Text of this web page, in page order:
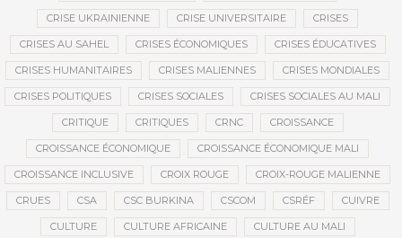
CRISE UKRAINIENNE CRISE UNIVERSITAIRE CRISES
CRISES AU SAHEL CRISES ÉCONOMIQUES CRISES ÉDUCATIVES
CRISES HUMANITAIRES CRISES MALIENNES CRISES MONDIALES
CRISES POLITIQUES CRISES SOCIALES CRISES SOCIALES AU MALI
CRITIQUE CRITIQUES CRNC CROISSANCE
CROISSANCE ÉCONOMIQUE CROISSANCE ÉCONOMIQUE MALI
CROISSANCE INCLUSIVE CROIX ROUGE CROIX-ROUGE MALIENNE
CRUES CSA CSC BURKINA CSCOM CSRÉF CUIVRE
CULTURE CULTURE AFRICAINE CULTURE AU MALI